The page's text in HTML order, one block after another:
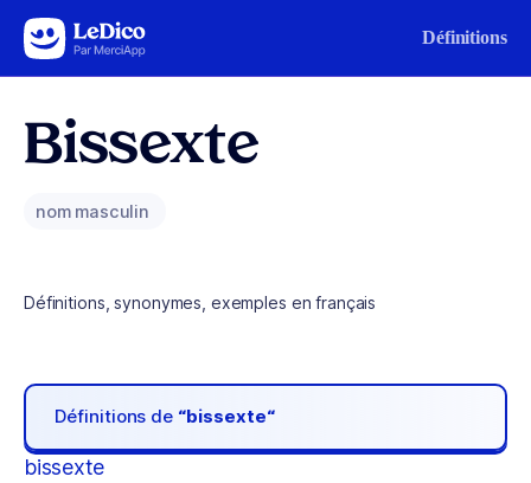
Aller au contenu Définitions
Bissexte
nom masculin
Définitions, synonymes, exemples en français
Définitions de “bissexte“
bissexte